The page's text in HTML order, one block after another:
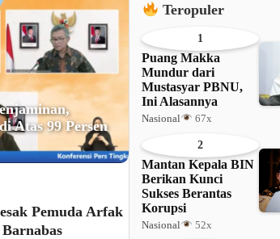
Atas 99 Persen
Pemuda Arfak
Teropuler
1
Puang Makka
Mundur dari
Mustasyar PBNU,
Ini Alasannya
Nasional 67x
2
Mantan Kepala BIN
Berikan Kunci
Sukses Berantas
Korupsi
Nasional 52x